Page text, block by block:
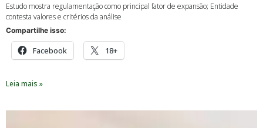
Estudo mostra regulamentação como principal fator de expansão; Entidade
contesta valores e critérios da análise
Compartilhe isso:
Facebook 18+
Leia mais »